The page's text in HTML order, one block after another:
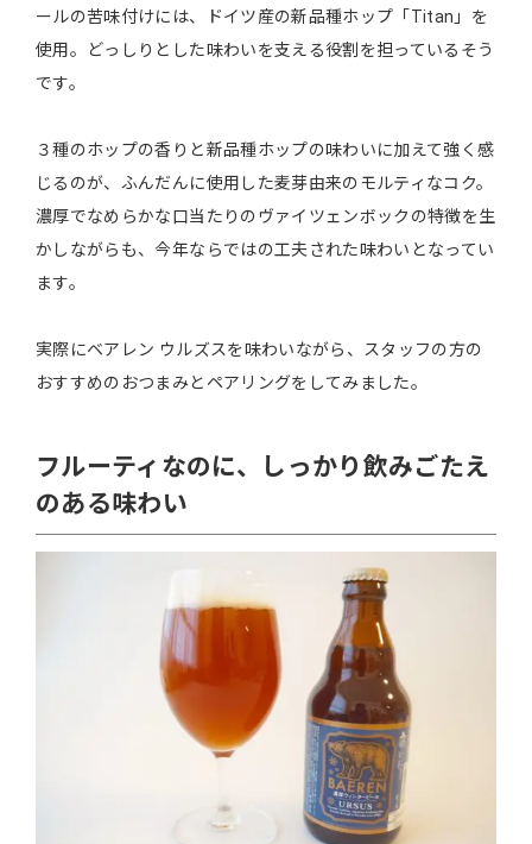
ールの苦味付けには、ドイツ産の新品種ホップ「Titan」を
使用。どっしりとした味わいを支える役割を担っているそう
です。
３種のホップの香りと新品種ホップの味わいに加えて強く感
じるのが、ふんだんに使用した麦芽由来のモルティなコク。
濃厚でなめらかな口当たりのヴァイツェンボックの特徴を生
かしながらも、今年ならではの工夫された味わいとなってい
ます。
実際にベアレン ウルズスを味わいながら、スタッフの方の
おすすめのおつまみとペアリングをしてみました。
フルーティなのに、しっかり飲みごたえ
のある味わい